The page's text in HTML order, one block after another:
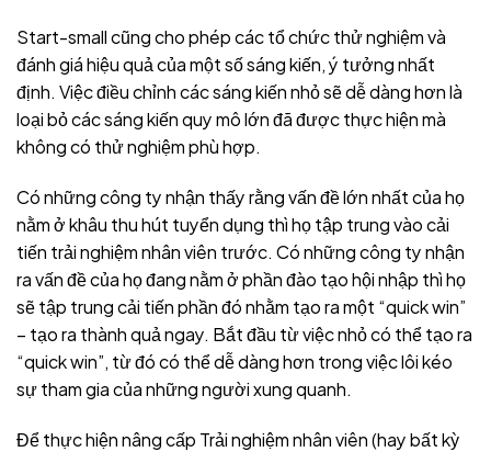
Start-small cũng cho phép các tổ chức thử nghiệm và
đánh giá hiệu quả của một số sáng kiến, ý tưởng nhất
định. Việc điều chỉnh các sáng kiến nhỏ sẽ dễ dàng hơn là
loại bỏ các sáng kiến quy mô lớn đã được thực hiện mà
không có thử nghiệm phù hợp.
Có những công ty nhận thấy rằng vấn đề lớn nhất của họ
nằm ở khâu thu hút tuyển dụng thì họ tập trung vào cải
tiến trải nghiệm nhân viên trước. Có những công ty nhận
ra vấn đề của họ đang nằm ở phần đào tạo hội nhập thì họ
sẽ tập trung cải tiến phần đó nhằm tạo ra một “quick win”
– tạo ra thành quả ngay. Bắt đầu từ việc nhỏ có thể tạo ra
“quick win”, từ đó có thể dễ dàng hơn trong việc lôi kéo
sự tham gia của những người xung quanh.
Để thực hiện nâng cấp Trải nghiệm nhân viên (hay bất kỳ